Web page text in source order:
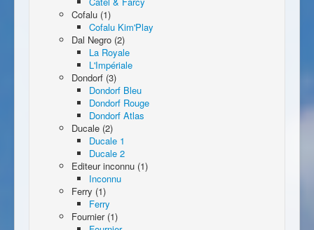
Cofalu (1)
Cofalu Kim'Play
Dal Negro (2)
La Royale
L'Impériale
Dondorf (3)
Dondorf Bleu
Dondorf Rouge
Dondorf Atlas
Ducale (2)
Ducale 1
Ducale 2
Editeur inconnu (1)
Inconnu
Ferry (1)
Ferry
Fournier (1)